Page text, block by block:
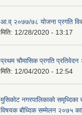
आ.व् २०७७/७८ योजना प्रगति
मिति: 12/28/2020 - 13:17
प्रथम चाैमासिक प्रगति
मिति: 12/04/2020 - 12:54
मुसिकाेट नगरपालिकाकाे समृध्दिका
विषयक बाैध्दिक सम्मेलन २०७५